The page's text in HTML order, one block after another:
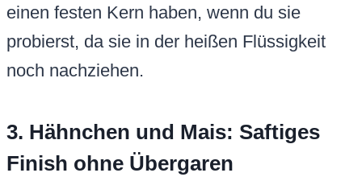
einen festen Kern haben, wenn du sie
probierst, da sie in der heißen Flüssigkeit
noch nachziehen.
3. Hähnchen und Mais: Saftiges
Finish ohne Übergaren